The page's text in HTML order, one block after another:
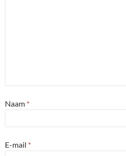
Naam *
E-mail *